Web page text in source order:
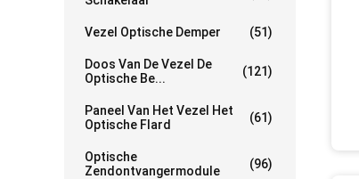
Vezel Optische Demper (51)
Doos Van De Vezel De
Optische Be...
(121)
Paneel Van Het Vezel Het
Optische Flard
(61)
Optische
Zendontvangermodule
(96)